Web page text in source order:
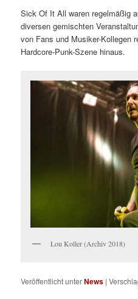
Sick Of It All waren regelmäßig
diversen gemischten
von Fans und Musiker-Kollegen
Hardcore-Punk-Szene hinaus.
Lou Koller (Archiv 2018)
Veröffentlicht unterNews |